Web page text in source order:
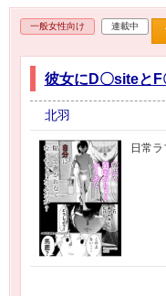
一般女性向け 連載中
彼女にD〇siteと
北羽
日常ラ